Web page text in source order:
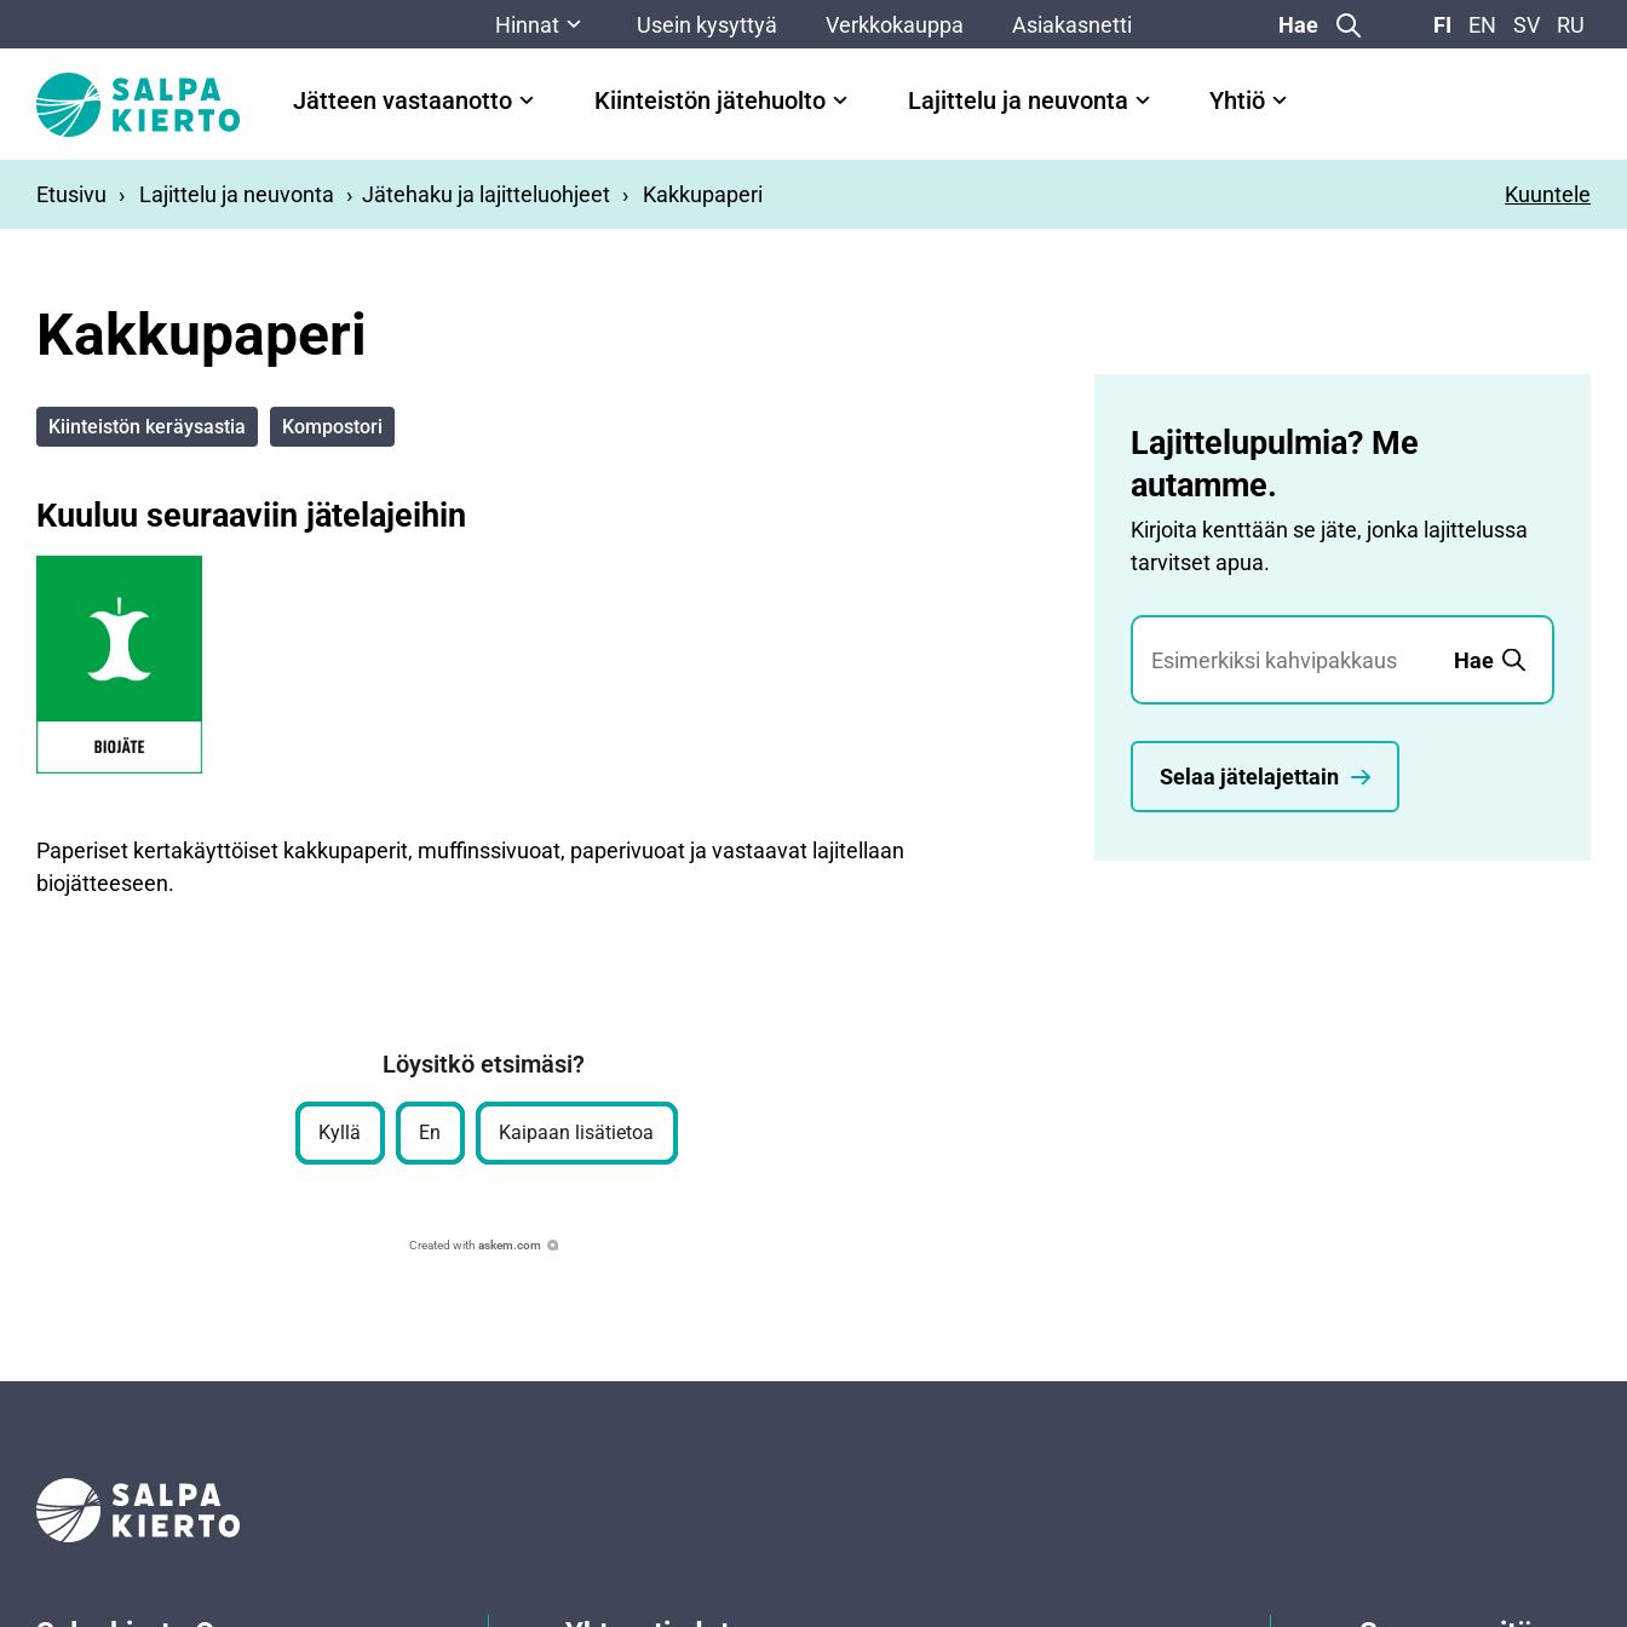
Hinnat Usein kysyttyä Verkkokauppa Asiakasnetti Hae FI EN SV RU
Jätteen vastaanotto Kiinteistön jätehuolto Lajittelu ja neuvonta Yhtiö
Etusivu Lajittelu ja neuvonta Jätehaku ja lajitteluohjeet Kakkupaperi Kuuntele
Kakkupaperi
Kiinteistön keräysastia Kompostori
Kuuluu seuraaviin jätelajeihin
Paperiset kertakäyttöiset kakkupaperit, muffinssivuoat, paperivuoat ja vastaavat lajitellaan
biojätteeseen.
Lajittelupulmia? Me
autamme.
Kirjoita kenttään se jäte, jonka lajittelussa
tarvitset apua.
Jätehaku
Hae
Selaa jätelajettain
Löysitkö etsimäsi?
Kyllä En Kaipaan lisätietoa
Created with askem.com